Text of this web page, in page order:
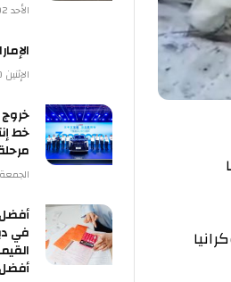
الإمارات
مرحلة
أفضل
في دبي ذات
القيمة
أفضل